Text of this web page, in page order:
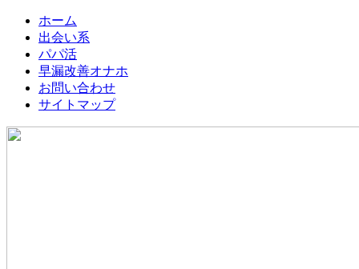
ホーム
出会い系
パパ活
早漏改善オナホ
お問い合わせ
サイトマップ